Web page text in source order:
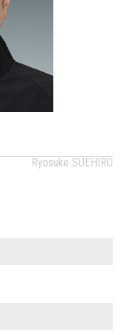
Ryosuke SUEHIRO